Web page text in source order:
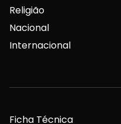
Religião
Nacional
Internacional
Ficha Técnica